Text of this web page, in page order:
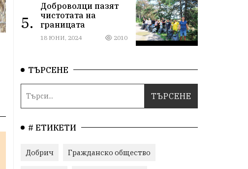
5.
Доброволци пазят
чистотата на
границата
18 ЮНИ, 2024 2010
ТЪРСЕНЕ
# ЕТИКЕТИ
Добрич Гражданско общество